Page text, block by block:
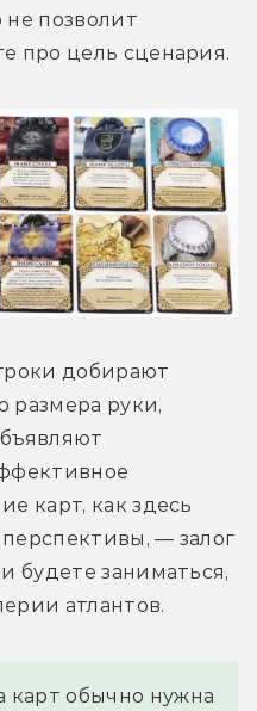
позволит
про цель сценария.
добирают
размера руки,
карт, как здесь
перспективы, — залог
будете заниматься,
атлантов.
карт обычно нужна